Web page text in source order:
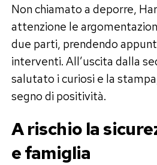
Non chiamato a deporre,
attenzione le
due parti, prendendo
interventi. All’uscita dalla
salutato i curiosi e la
segno di positività.
A rischio la
e famiglia